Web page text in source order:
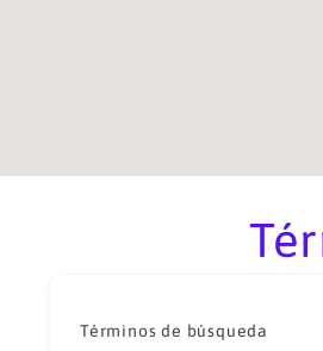
Términos de búsqueda